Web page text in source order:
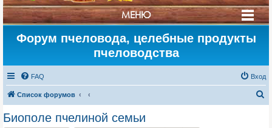
МЕНЮ
Форум пчеловода, целебные продукты
пчеловодства
FAQ Вход
Список форумов
Биополе пчелиной семьи